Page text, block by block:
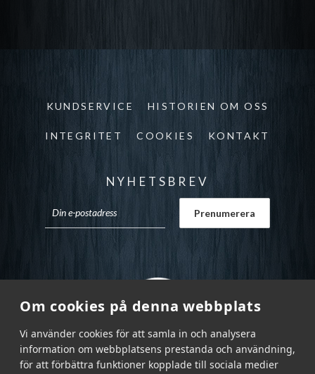
Om cookies på denna webbplats
Vi använder cookies för att samla in och analysera
information om webbplatsens prestanda och användning,
för att förbättra funktioner kopplade till sociala medier
KUNDSERVICE HISTORIEN OM OSS
INTEGRITET COOKIES KONTAKT
NYHETSBREV